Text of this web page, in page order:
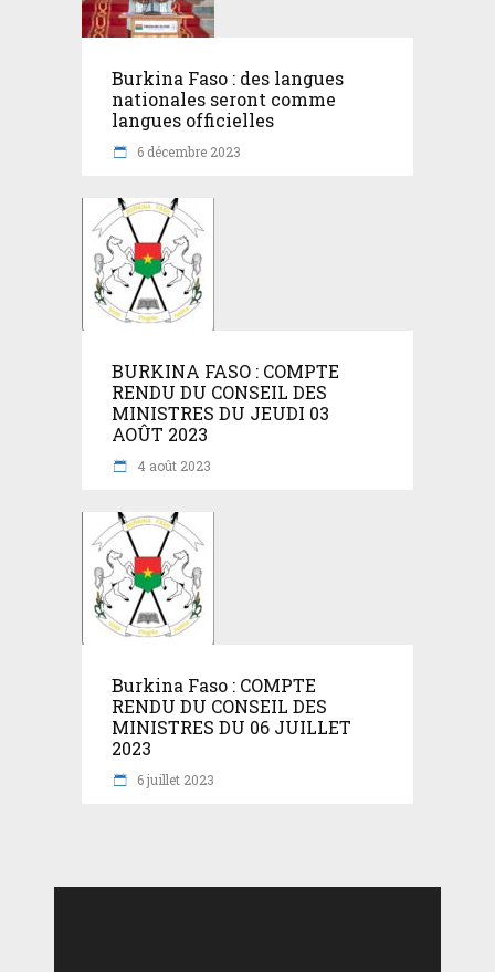
Burkina Faso : des langues
nationales seront comme
langues officielles
6 décembre 2023
BURKINA FASO : COMPTE
RENDU DU CONSEIL DES
MINISTRES DU JEUDI 03
AOÛT 2023
4 août 2023
Burkina Faso : COMPTE
RENDU DU CONSEIL DES
MINISTRES DU 06 JUILLET
2023
6 juillet 2023